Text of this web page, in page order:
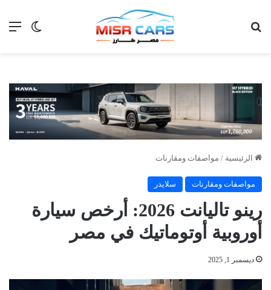
الوضع
الرئيسية / مواصفات ومقارنات
مواصفات ومقارنات سلايدر
رينو تاليانت 2026: أرخص سيارة
أوروبية أوتوماتيك في مصر
ديسمبر 1, 2025